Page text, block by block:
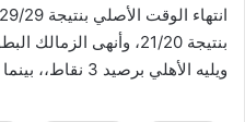
ويليه الأهلي برصيد 3 نقاط،، بينما يأتي سبورتنج ثالثًا برصيد نقطتين.